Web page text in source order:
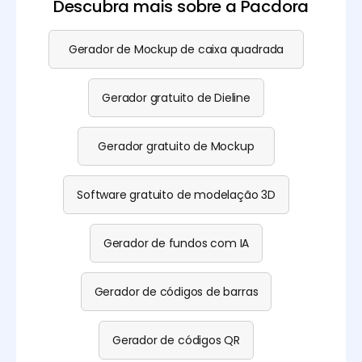
Descubra mais sobre a Pacdora
Gerador de Mockup de caixa quadrada
Gerador gratuito de Dieline
Gerador gratuito de Mockup
Software gratuito de modelação 3D
Gerador de fundos com IA
Gerador de códigos de barras
Gerador de códigos QR